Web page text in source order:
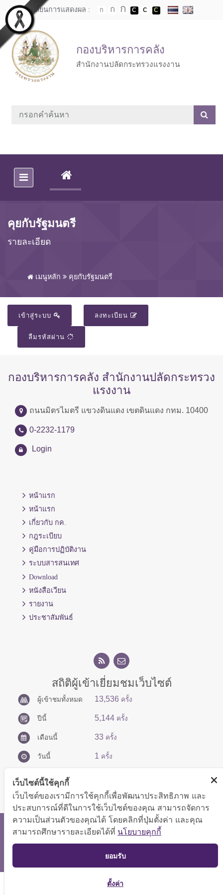
Skip to main content
เปลี่ยนการแสดงผล :
กองบริหารการคลัง
สำนักงานปลัดกระทรวงแรงงาน
(CURRENT)
คุยกับรัฐมนตรี
รายละเอียด
เมนูหลัก คุยกับรัฐมนตรี
เข้าสู่ระบบ ลงทะเบียน
ลืมรหัสผ่าน
กองบริหารการคลัง สำนักงานปลัดกระทรวง
แรงงาน
ถนนมิตรไมตรี แขวงดินแดง เขตดินแดง กทม. 10400
0-2232-1179
Login
หน้าแรก
หน้าแรก
เกี่ยวกับ กค.
กฎระเบียบ
คู่มือการปฏิบัติงาน
ระบบสารสนเทศ
Download
หนังสือเวียน
รายงาน
ประชาสัมพันธ์
สถิติผู้เข้าเยี่ยมชมเว็บไซต์
ผู้เข้าชมทั้งหมด 13,536 ครั้ง
ปีนี้ 5,144 ครั้ง
เดือนนี้ 33 ครั้ง
วันนี้ 1 ครั้ง
สงวนลิขสิทธิ์ © 2566 กองบริหารการคลัง
แสดงผลได้ดีที่ขนาดหน้าจอ 1024x768 pixel
แผนผังเว็บไซต์
TOP
เว็บไซต์นี้ใช้คุกกี้
เว็บไซต์ของเรามีการใช้คุกกี้เพื่อพัฒนาประสิทธิภาพ และ
ประสบการณ์ที่ดีในการใช้เว็บไซต์ของคุณ สามารถจัดการ
ความเป็นส่วนตัวของคุณได้ โดยคลิกที่ปุ่มตั้งค่า และคุณ
สามารถศึกษารายละเอียดได้ที่ นโยบายคุกกี้
ยอมรับ
ตั้งค่า